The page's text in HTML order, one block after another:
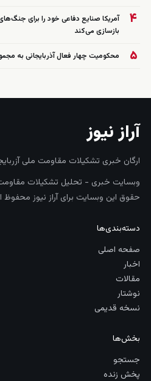
۴
آمریکا صنایع دفاعی خود را برای
بازسازی می‌کند
۵ محکومیت چهار فعال آذربایجانی به مجموع ۴۰ سال حبس
آراز نیوز
ارگان خبری تشکیلات مقاومت ملی
وبسایت خبری - تحلیل تشکیلات مقاومت
حقوق این وبسایت برای آراز نیوز
دسته‌بندی‌ها
صفحه اصلی
اخبار
مقالات
نوشتار
نسخه قدیمی
بخش‌ها
جستجو
پخش زنده